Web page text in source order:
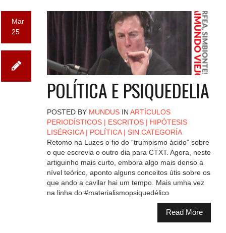
Mar
25
POLÍTICA E PSIQUEDELIA
POSTED BY MUNDUSIN ARTÍCULOS
PERIODÍSTICOS| ESCRITOS| HIPÓTESIS
LISÉRGICA| POLÍTICA| SIN CATEGORÍA
Retomo na Luzes o fio do “trumpismo ácido” sobre
o que escrevia o outro dia para CTXT. Agora, neste
artiguinho mais curto, embora algo mais denso a
nível teórico, aponto alguns conceitos útis sobre os
que ando a cavilar hai um tempo. Mais umha vez
na linha do #materialismopsiquedélico
Read More